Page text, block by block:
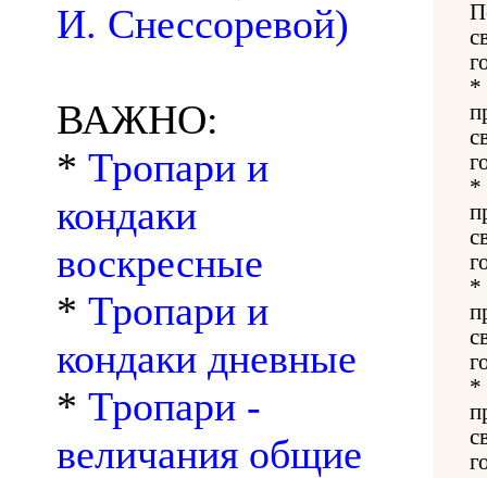
И. Снессоревой)
ВАЖНО:
* Тропари и
кондаки
воскресные
* Тропари и
кондаки дневные
* Тропари -
величания общие
*
*
*
*